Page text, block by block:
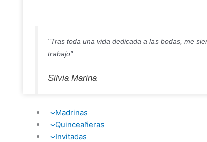
"Tras toda una vida dedicada a las bodas, me
trabajo"
Silvia Marina
Madrinas
Quinceañeras
Invitadas